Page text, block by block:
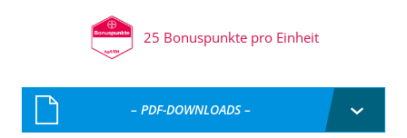
25 Bonuspunkte pro Einheit
– PDF-DOWNLOADS –